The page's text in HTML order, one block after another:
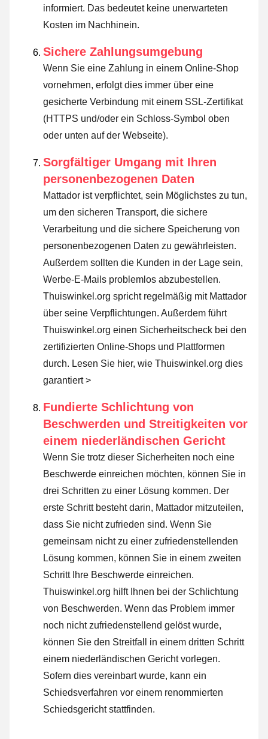
informiert. Das bedeutet keine unerwarteten
Kosten im Nachhinein.
Sichere Zahlungsumgebung
Wenn Sie eine Zahlung in einem Online-Shop
vornehmen, erfolgt dies immer über eine
gesicherte Verbindung mit einem SSL-Zertifikat
(HTTPS und/oder ein Schloss-Symbol oben
oder unten auf der Webseite).
Sorgfältiger Umgang mit Ihren
personenbezogenen Daten
Mattador ist verpflichtet, sein Möglichstes zu tun,
um den sicheren Transport, die sichere
Verarbeitung und die sichere Speicherung von
personenbezogenen Daten zu gewährleisten.
Außerdem sollten die Kunden in der Lage sein,
Werbe-E-Mails problemlos abzubestellen.
Thuiswinkel.org spricht regelmäßig mit Mattador
über seine Verpflichtungen. Außerdem führt
Thuiswinkel.org einen Sicherheitscheck bei den
zertifizierten Online-Shops und Plattformen
durch. Lesen Sie hier, wie Thuiswinkel.org dies
garantiert >
Fundierte Schlichtung von
Beschwerden und Streitigkeiten vor
einem niederländischen Gericht
Wenn Sie trotz dieser Sicherheiten noch eine
Beschwerde einreichen möchten, können Sie in
drei Schritten zu einer Lösung kommen. Der
erste Schritt besteht darin, Mattador mitzuteilen,
dass Sie nicht zufrieden sind. Wenn Sie
gemeinsam nicht zu einer zufriedenstellenden
Lösung kommen, können Sie in einem zweiten
Schritt Ihre Beschwerde einreichen.
Thuiswinkel.org hilft Ihnen bei der Schlichtung
von Beschwerden. Wenn das Problem immer
noch nicht zufriedenstellend gelöst wurde,
können Sie den Streitfall in einem dritten Schritt
einem niederländischen Gericht vorlegen.
Sofern dies vereinbart wurde, kann ein
Schiedsverfahren vor einem renommierten
Schiedsgericht stattfinden.